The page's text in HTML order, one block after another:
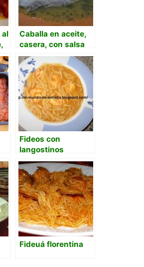
al
Caballa en aceite,
casera, con salsa
verde de cebolleta
Fideos con
langostinos
Fideuá florentina